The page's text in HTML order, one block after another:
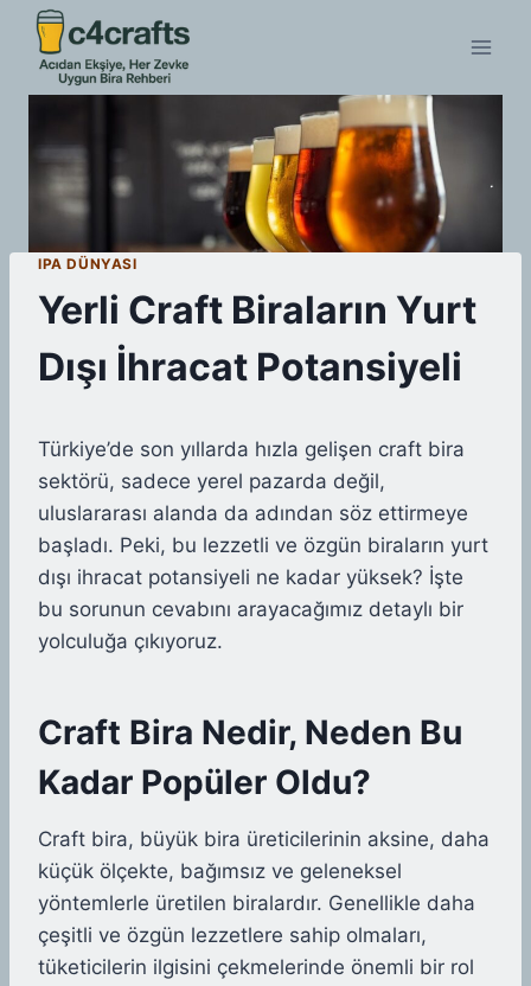
Skip
content
IPA DÜNYASI
Yerli Craft Biraların Yurt
Dışı İhracat Potansiyeli
Türkiye’de son yıllarda hızla gelişen craft bira
sektörü, sadece yerel pazarda değil,
uluslararası alanda da adından söz ettirmeye
başladı. Peki, bu lezzetli ve özgün biraların yurt
dışı ihracat potansiyeli ne kadar yüksek? İşte
bu sorunun cevabını arayacağımız detaylı bir
yolculuğa çıkıyoruz.
Craft Bira Nedir, Neden Bu
Kadar Popüler Oldu?
Craft bira, büyük bira üreticilerinin aksine, daha
küçük ölçekte, bağımsız ve geleneksel
yöntemlerle üretilen biralardır. Genellikle daha
çeşitli ve özgün lezzetlere sahip olmaları,
tüketicilerin ilgisini çekmelerinde önemli bir rol